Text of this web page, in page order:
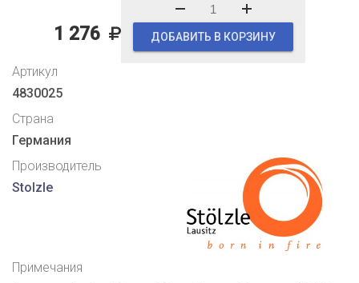
1 276 ДОБАВИТЬ В КОРЗИНУ
Артикул
4830025
Страна
Германия
Производитель
Stolzle
Примечания